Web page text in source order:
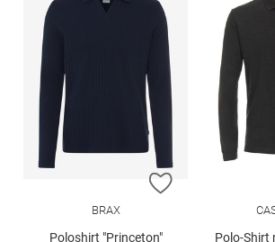
ZUR
BRAX
Poloshirt "Princeton" Polo-Shirt